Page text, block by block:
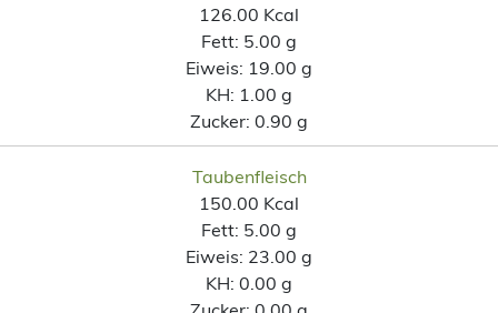
126.00 Kcal
Fett: 5.00 g
Eiweis: 19.00 g
KH: 1.00 g
Zucker: 0.90 g
Taubenfleisch
150.00 Kcal
Fett: 5.00 g
Eiweis: 23.00 g
KH: 0.00 g